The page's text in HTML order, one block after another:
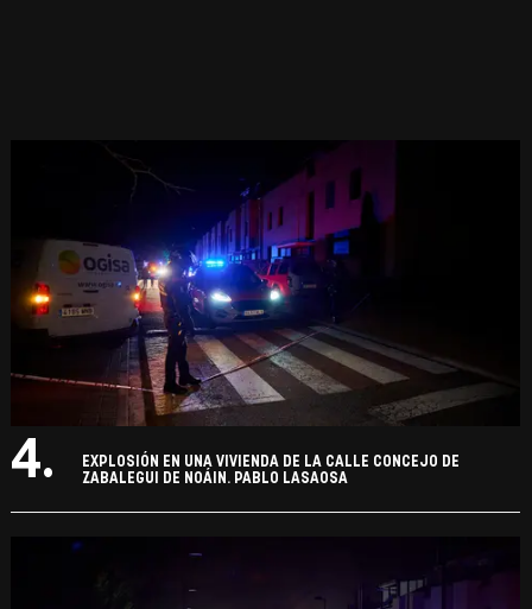
4.
EXPLOSIÓN EN UNA VIVIENDA DE LA CALLE CONCEJO DE
ZABALEGUI DE NOÁIN. PABLO LASAOSA